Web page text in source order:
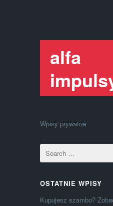
alfa
Wpisy prywatne
OSTATNIE WPISY
Kupujesz szambo?